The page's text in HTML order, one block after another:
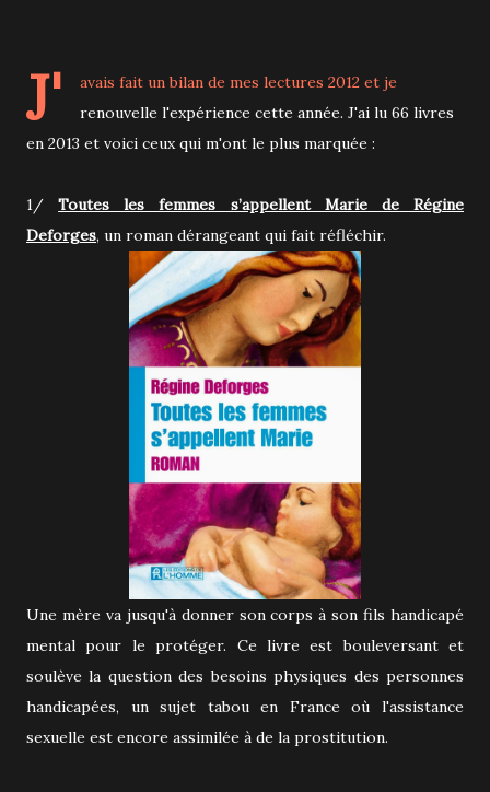
J' avais fait unbilan de mes lectures 2012 et je
renouvelle l'expérience cette année. J'ai lu 66 livres
en 2013 et voici ceux qui m'ont le plus marquée :
1/Toutes les femmes s’appellent Marie de Régine
Deforges, un roman dérangeant qui fait réfléchir.
Une mère va jusqu'à donner son corps à son fils handicapé
mental pour le protéger. Ce livre est bouleversant et
soulève la question des besoins physiques des personnes
handicapées, un sujet tabou en France où l'assistance
sexuelle est encore assimilée à de la prostitution.